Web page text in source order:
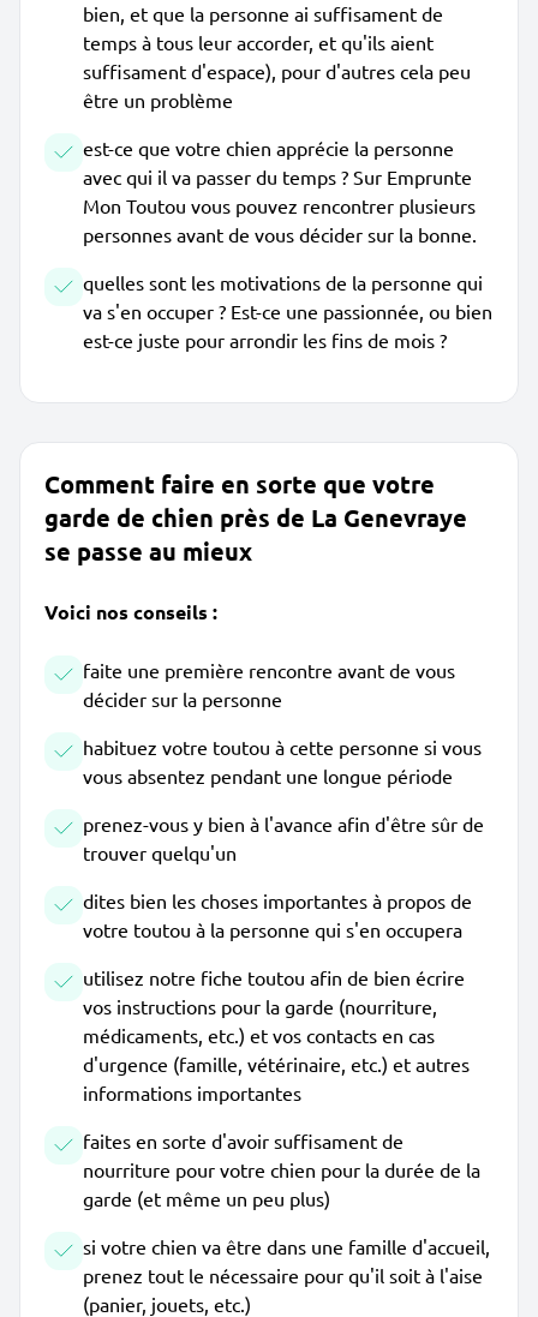
bien, et que la personne ai suffisament de
temps à tous leur accorder, et qu'ils aient
suffisament d'espace), pour d'autres cela peu
être un problème
est-ce que votre chien apprécie la personne
avec qui il va passer du temps ? Sur Emprunte
Mon Toutou vous pouvez rencontrer plusieurs
personnes avant de vous décider sur la bonne.
quelles sont les motivations de la personne qui
va s'en occuper ? Est-ce une passionnée, ou bien
est-ce juste pour arrondir les fins de mois ?
Comment faire en sorte que votre
garde de chien près de La Genevraye
se passe au mieux
Voici nos conseils :
faite une première rencontre avant de vous
décider sur la personne
habituez votre toutou à cette personne si vous
vous absentez pendant une longue période
prenez-vous y bien à l'avance afin d'être sûr de
trouver quelqu'un
dites bien les choses importantes à propos de
votre toutou à la personne qui s'en occupera
utilisez notre fiche toutou afin de bien écrire
vos instructions pour la garde (nourriture,
médicaments, etc.) et vos contacts en cas
d'urgence (famille, vétérinaire, etc.) et autres
informations importantes
faites en sorte d'avoir suffisament de
nourriture pour votre chien pour la durée de la
garde (et même un peu plus)
si votre chien va être dans une famille d'accueil,
prenez tout le nécessaire pour qu'il soit à l'aise
(panier, jouets, etc.)